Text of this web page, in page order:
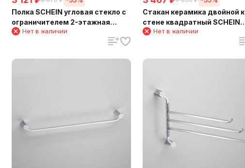
Полка SCHEIN угловая стекло с
ограничителем 2-этажная
(NL1212B)
Нет в наличии
Стакан керамика двойной к
стене квадратный SCHEIN
(124CS)
Нет в наличии